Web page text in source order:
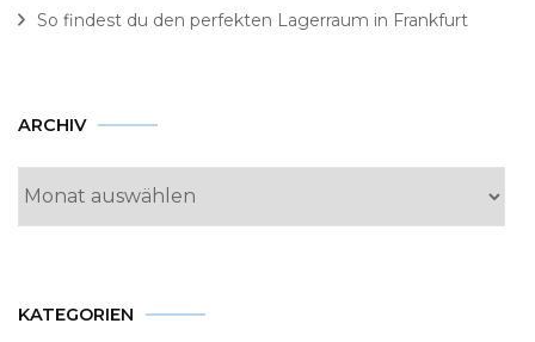
So findest du den perfekten Lagerraum in Frankfurt
ARCHIV Archiv
KATEGORIEN